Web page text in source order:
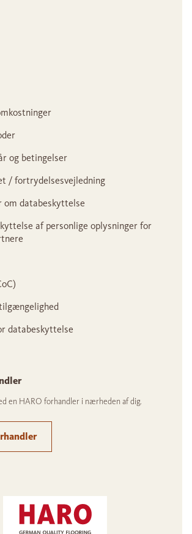
og betingelser
/ fortrydelsesvejledning
om databeskyttelse
af personlige oplysninger for
databeskyttelse
en HARO forhandler i nærheden af dig.